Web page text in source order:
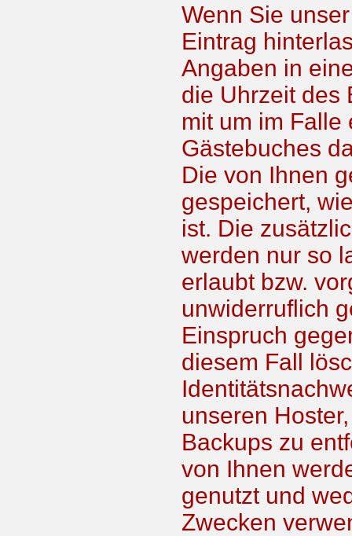
Wenn Sie
Eintrag
Angaben in
die Uhrzeit des
mit um im Falle
Gästebuches
Die von Ihnen
gespeichert,
ist. Die
werden nur so
erlaubt bzw.
unwiderruflich
Einspruch
diesem Fall
unseren
Backups zu
von Ihnen
genutzt und
Zwecken